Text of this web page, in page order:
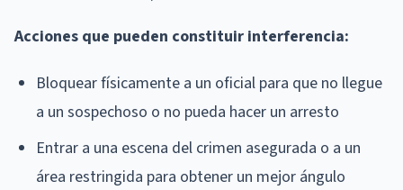
Acciones que pueden constituir interferencia:
Bloquear físicamente a un oficial para que no llegue
a un sospechoso o no pueda hacer un arresto
Entrar a una escena del crimen asegurada o a un
área restringida para obtener un mejor ángulo